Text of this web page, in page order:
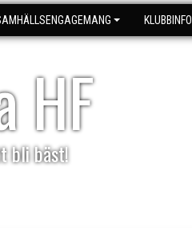
KLUBBINFO
HF
bli bäst!